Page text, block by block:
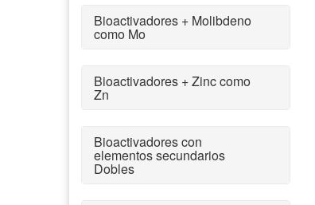
Bioactivadores + Molibdeno
como Mo
Bioactivadores + Zinc como
Zn
Bioactivadores con
elementos secundarios
Dobles